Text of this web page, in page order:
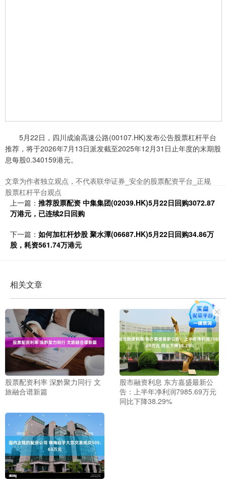
5月22日，四川成渝高速公路(00107.HK)发布公告股票杠杆平台
推荐，将于2026年7月13日派发截至2025年12月31日止年度的末期股
息每股0.340159港元。
文章为作者独立观点，不代表联华证券_安全的股票配资平台_正规
股票杠杆平台观点
上一篇： 推荐股票配资 中集集团(02039.HK)5月22日回购3072.87
万港元，已连续2日回购
下一篇： 如何加杠杆炒股 聚水潭(06687.HK)5月22日回购34.86万
股，耗资561.74万港元
相关文章
股票配资利率 深黔聚力同行 文
旅融合谱新篇
股市融资利息 东方嘉盛最新公
告：上半年净利润7985.69万元
同比下降38.29%